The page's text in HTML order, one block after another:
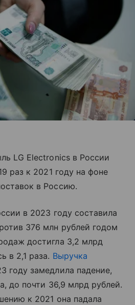
LG Electronics в России
раз к 2021 году на фоне
в Россию.
в 2023 году составила
376 млн рублей годом
достигла 3,2 млрд
в 2,1 раза. Выручка
году замедлила падение,
до почти 36,9 млрд рублей.
к 2021 она падала